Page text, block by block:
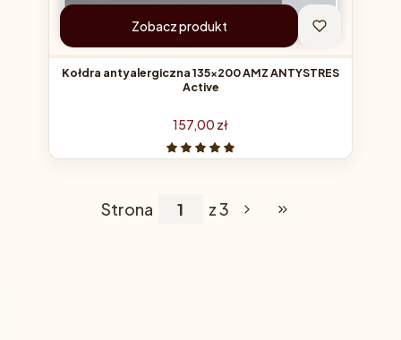
Zobacz produkt
Kołdra antyalergiczna 135x200 AMZ ANTYSTRES
Active
Cena
157,00 zł
Strona z 3 Przejdź do